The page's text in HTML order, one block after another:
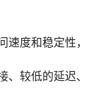
度和稳定性，
较低的延迟、